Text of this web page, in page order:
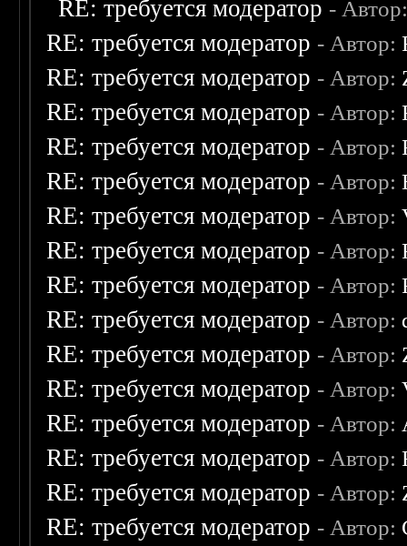
RE: требуется модератор -
RE: требуется модератор - Автор:
RE: требуется модератор - Автор:
RE: требуется модератор - Автор:
RE: требуется модератор - Автор:
RE: требуется модератор - Автор:
RE: требуется модератор - Автор:
RE: требуется модератор - Автор:
RE: требуется модератор - Автор:
RE: требуется модератор - Автор:
RE: требуется модератор - Автор:
RE: требуется модератор - Автор:
RE: требуется модератор - Автор:
RE: требуется модератор - Автор:
RE: требуется модератор - Автор:
RE: требуется модератор - Автор: